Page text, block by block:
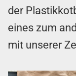
der
eines zum
mit unserer